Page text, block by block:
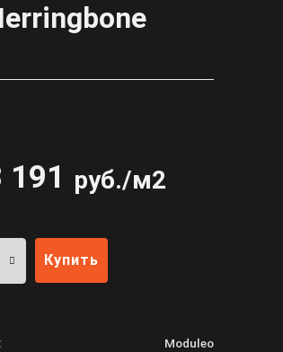
191 руб./м2
Купить
Moduleo